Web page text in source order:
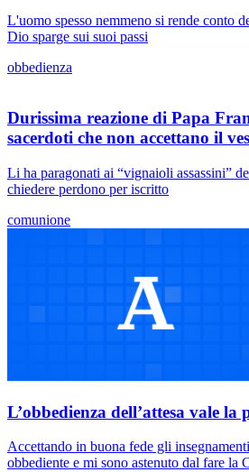
L'uomo spesso nemmeno si rende conto
Dio sparge sui suoi passi
obbedienza
Durissima reazione di Papa
sacerdoti che non accettano il
Li ha paragonati ai “vignaioli assassini”
chiedere perdono per iscritto
comunione
L’obbedienza dell’attesa vale la
Accettando in buona fede gli
obbediente e mi sono astenuto dal fare la